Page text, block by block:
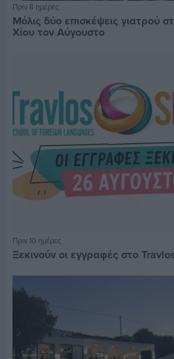
Πριν 8 ημέρες
Μόλις δύο επισκέψεις γιατρού
Χίου τον Αύγουστο
Πριν 10 ημέρες
Ξεκινούν οι εγγραφές στο